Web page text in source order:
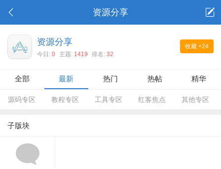
资源分享
收藏 +24
资源分享
今日: 0 主题: 1419 排名: 32
全部 最新 热门 热帖 精华
源码专区 教程专区 工具专区 红客焦点 其他专区
子版块